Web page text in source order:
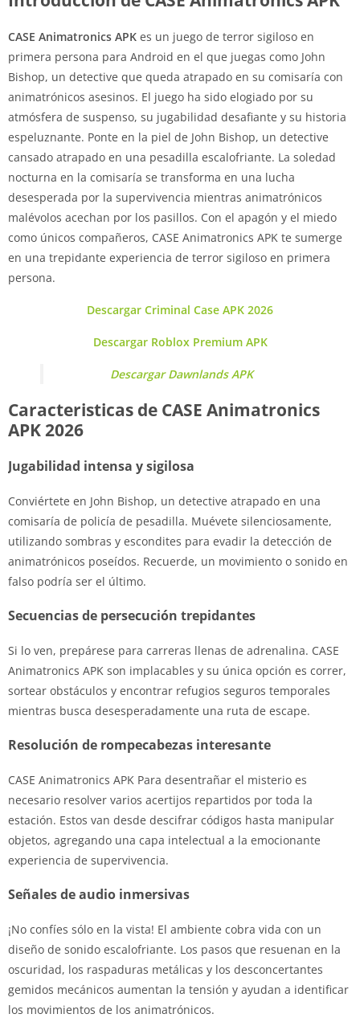
CASE Animatronics APK es un juego de terror sigiloso en
primera persona para Android en el que juegas como John
Bishop, un detective que queda atrapado en su comisaría con
animatrónicos asesinos. El juego ha sido elogiado por su
atmósfera de suspenso, su jugabilidad desafiante y su historia
espeluznante. Ponte en la piel de John Bishop, un detective
cansado atrapado en una pesadilla escalofriante. La soledad
nocturna en la comisaría se transforma en una lucha
desesperada por la supervivencia mientras animatrónicos
malévolos acechan por los pasillos. Con el apagón y el miedo
como únicos compañeros, CASE Animatronics APK te sumerge
en una trepidante experiencia de terror sigiloso en primera
persona.
Descargar Criminal Case APK 2026
Descargar Roblox Premium APK
Descargar Dawnlands APK
Caracteristicas de CASE Animatronics
APK 2026
Jugabilidad intensa y sigilosa
Conviértete en John Bishop, un detective atrapado en una
comisaría de policía de pesadilla. Muévete silenciosamente,
utilizando sombras y escondites para evadir la detección de
animatrónicos poseídos. Recuerde, un movimiento o sonido en
falso podría ser el último.
Secuencias de persecución trepidantes
Si lo ven, prepárese para carreras llenas de adrenalina. CASE
Animatronics APK son implacables y su única opción es correr,
sortear obstáculos y encontrar refugios seguros temporales
mientras busca desesperadamente una ruta de escape.
Resolución de rompecabezas interesante
CASE Animatronics APK Para desentrañar el misterio es
necesario resolver varios acertijos repartidos por toda la
estación. Estos van desde descifrar códigos hasta manipular
objetos, agregando una capa intelectual a la emocionante
experiencia de supervivencia.
Señales de audio inmersivas
¡No confíes sólo en la vista! El ambiente cobra vida con un
diseño de sonido escalofriante. Los pasos que resuenan en la
oscuridad, los raspaduras metálicas y los desconcertantes
gemidos mecánicos aumentan la tensión y ayudan a identificar
los movimientos de los animatrónicos.